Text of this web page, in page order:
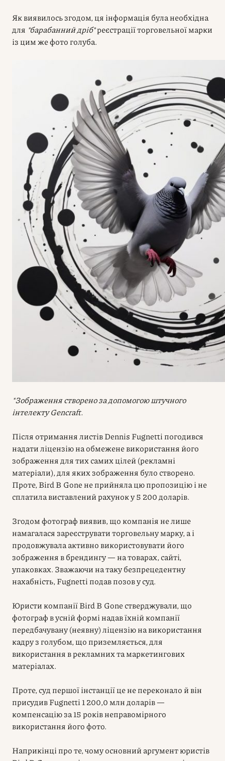
Як виявилось згодом, ця інформація була необхідна
для *барабанний дріб*реєстрації торговельної марки
із цим же фото голуба.
*Зображення створено за допомогою штучного
інтелекту Gencraft.
Після отримання листів Dennis Fugnetti погодився
надати ліцензію на обмежене використання його
зображення для тих самих цілей (рекламні
матеріали), для яких зображення було створено.
Проте, Bird B Gone не прийняла цю пропозицію і не
сплатила виставлений рахунок у 5 200 доларів.
Згодом фотограф виявив, що компанія не лише
намагалася зареєструвати торговельну марку, а і
продовжувала активно використовувати його
зображення в брендингу — на товарах, сайті,
упаковках. Зважаючи на таку безпрецедентну
нахабність, Fugnetti подав позов у суд.
Юристи компанії Bird B Gone стверджували, що
фотограф в усній формі надав їхній компанії
передбачувану (неявну) ліцензію на використання
кадру з голубом, що приземляється, для
використання в рекламних та маркетингових
матеріалах.
Проте, суд першої інстанції це не переконало й він
присудив Fugnetti 1 200,0 млн доларів —
компенсацію за 15 років неправомірного
використання його фото.
Наприкінці про те, чому основний аргумент юристів